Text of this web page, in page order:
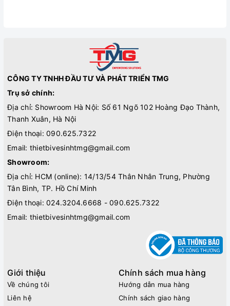
CÔNG TY TNHH ĐẦU TƯ VÀ PHÁT TRIỂN TMG
Trụ sở chính:
Địa chỉ: Showroom Hà Nội: Số 61 Ngõ 102 Hoàng Đạo Thành,
Thanh Xuân, Hà Nội
Điện thoại: 090.625.7322
Email: thietbivesinhtmg@gmail.com
Showroom:
Địa chỉ: HCM (online): 14/13/54 Thân Nhân Trung, Phường
Tân Bình, TP. Hồ Chí Minh
Điện thoại: 024.3204.6668 - 090.625.7322
Email: thietbivesinhtmg@gmail.com
Giới thiệu
Về chúng tôi
Liên hệ
Chính sách mua hàng
Hướng dẫn mua hàng
Chính sách giao hàng